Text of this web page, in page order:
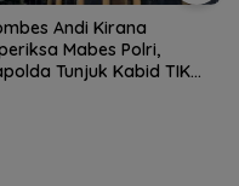
Andi Kirana
Mabes Polri,
Tunjuk Kabid TIK